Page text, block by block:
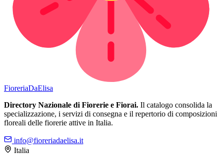
FioreriaDaElisa
Directory Nazionale di Fiorerie e Fiorai. Il catalogo consolida la
specializzazione, i servizi di consegna e il repertorio di composizioni
floreali delle fiorerie attive in Italia.
info@fioreriadaelisa.it
Italia